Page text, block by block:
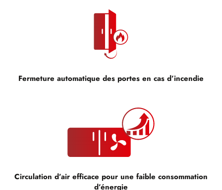
Fermeture automatique des portes en cas d’incendie
Circulation d’air efficace pour une faible consommation
d’énergie